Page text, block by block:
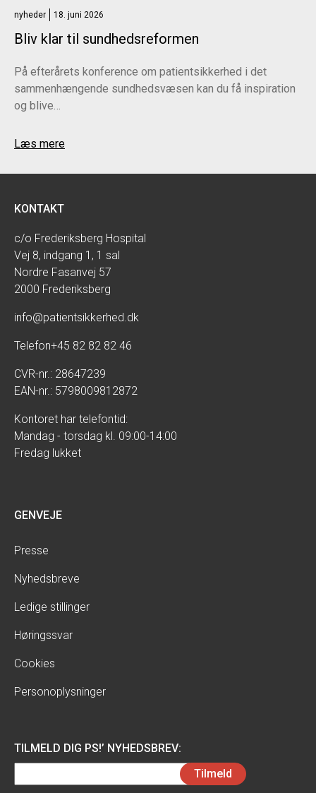
nyheder 18. juni 2026
Bliv klar til sundhedsreformen
På efterårets konference om patientsikkerhed i det
sammenhængende sundhedsvæsen kan du få inspiration
og blive…
Læs mere
KONTAKT
c/o Frederiksberg Hospital
Vej 8, indgang 1, 1 sal
Nordre Fasanvej 57
2000 Frederiksberg
info@patientsikkerhed.dk
Telefon+45 82 82 82 46
CVR-nr.: 28647239
EAN-nr.: 5798009812872
Kontoret har telefontid:
Mandag - torsdag kl. 09:00-14:00
Fredag lukket
GENVEJE
Presse
Nyhedsbreve
Ledige stillinger
Høringssvar
Cookies
Personoplysninger
TILMELD DIG PS!’ NYHEDSBREV:
(Påkrævet)
Tilmeld